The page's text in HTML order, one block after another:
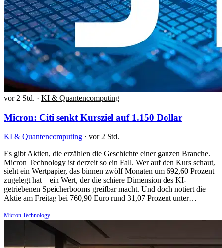
vor 2 Std. · KI & Quantencomputing
Micron: Citi senkt Kursziel auf 1.150 Dollar
KI & Quantencomputing · vor 2 Std.
Es gibt Aktien, die erzählen die Geschichte einer ganzen Branche.
Micron Technology ist derzeit so ein Fall. Wer auf den Kurs schaut,
sieht ein Wertpapier, das binnen zwölf Monaten um 692,60 Prozent
zugelegt hat – ein Wert, der die schiere Dimension des KI-
getriebenen Speicherbooms greifbar macht. Und doch notiert die
Aktie am Freitag bei 760,90 Euro rund 31,07 Prozent unter…
Micron Technology